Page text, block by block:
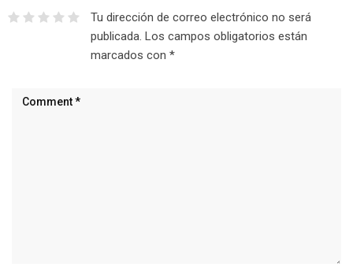
Tu dirección de correo electrónico no será
publicada. Los campos obligatorios están
marcados con *